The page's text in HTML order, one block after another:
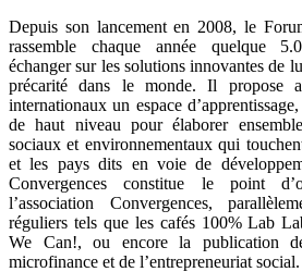
Depuis son lancement en 2008, le
rassemble chaque année quelque
échanger sur les solutions innovantes de
précarité dans le monde. Il propose
internationaux un espace
de haut niveau pour élaborer
sociaux et environnementaux qui
et les pays dits en voie de
Convergences constitue le point
l’association Convergences,
réguliers tels que les cafés 100% Lab
We Can!, ou encore la publication
microfinance et de l’entrepreneuriat social.